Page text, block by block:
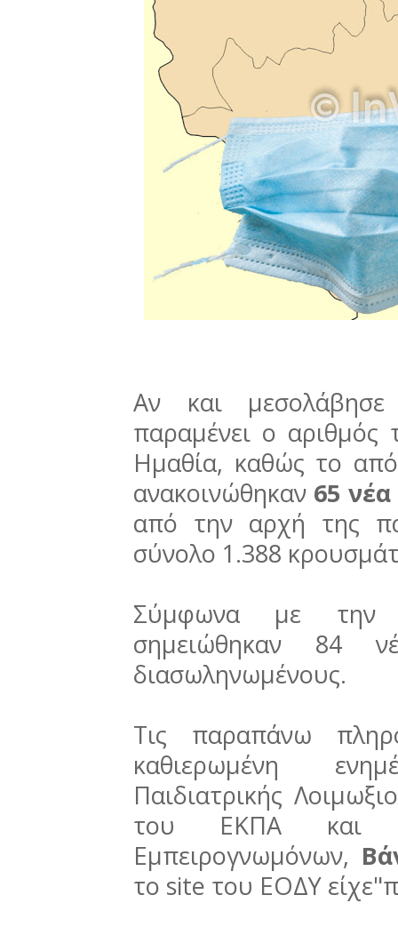
Αν και μεσολάβησε
παραμένει ο
Ημαθία, καθώς το
ανακοινώθηκαν 65
από την αρχή της
σύνολο 1.388
Σύμφωνα με την
σημειώθηκαν 84
διασωληνωμένους.
Τις παραπάνω
καθιερωμένη
Παιδιατρικής
του ΕΚΠΑ και
Εμπειρογνωμόνων,
το site του ΕΟΔΥ